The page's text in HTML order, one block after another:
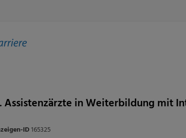
Assistenzärzte in Weiterbildung mit
ID165325